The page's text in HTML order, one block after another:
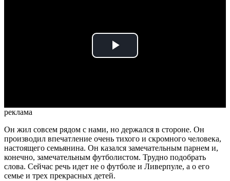
Play
реклама
Он жил совсем рядом с нами, но держался в стороне. Он
производил впечатление очень тихого и скромного человека,
настоящего семьянина. Он казался замечательным парнем и,
конечно, замечательным футболистом. Трудно подобрать
слова. Сейчас речь идет не о футболе и Ливерпуле, а о его
семье и трех прекрасных детей.